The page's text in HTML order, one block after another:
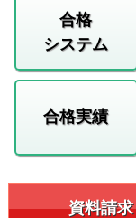
合格
システム
合格実績
資料請求